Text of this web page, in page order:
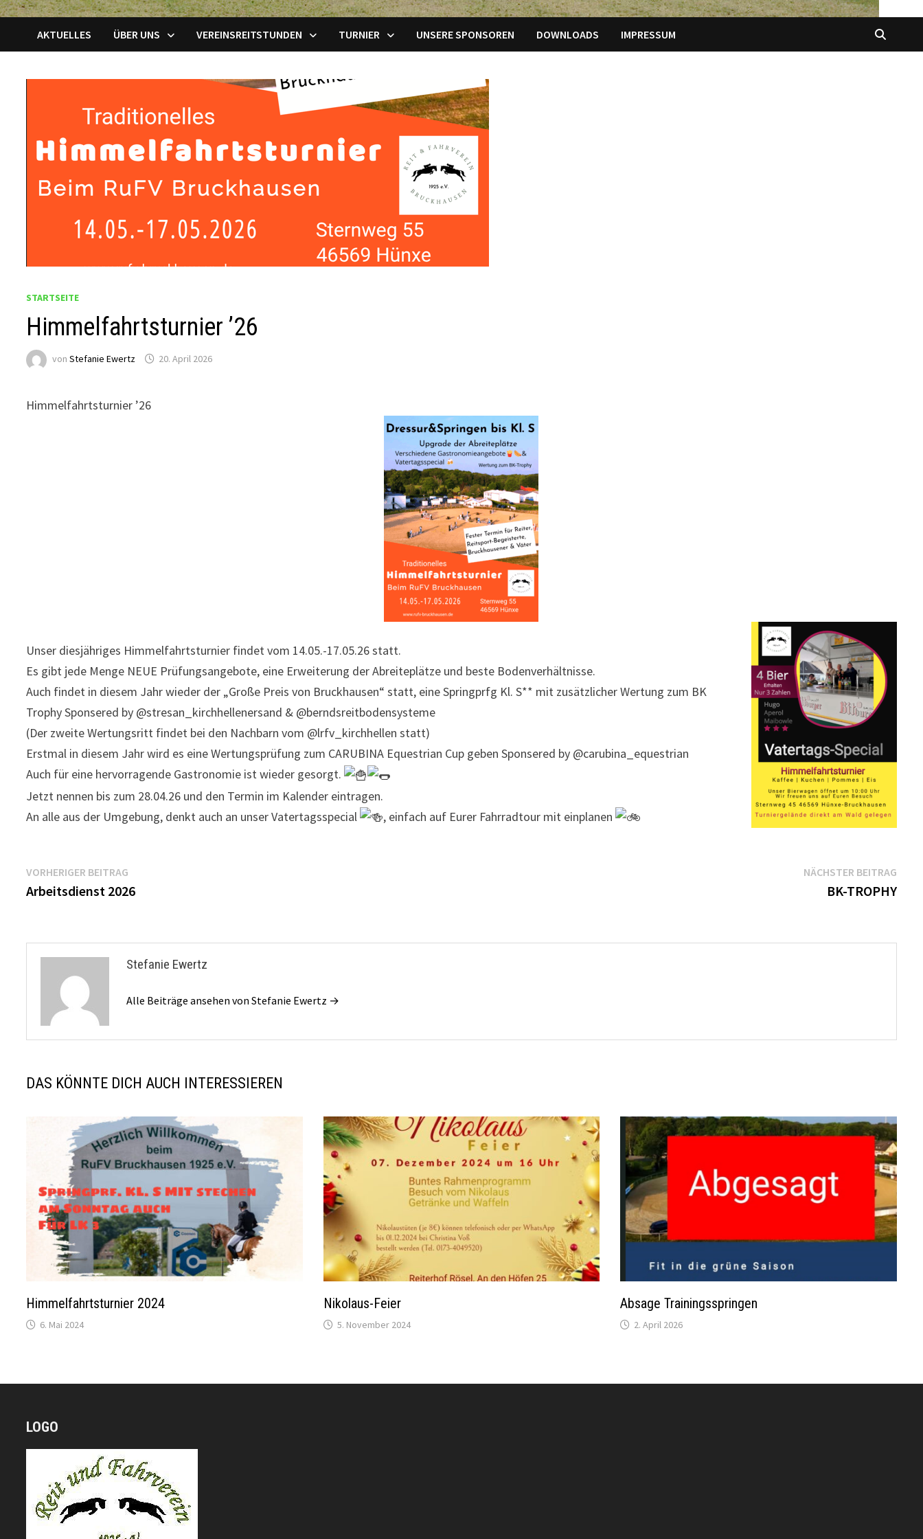
AKTUELLES ÜBER UNS VEREINSREITSTUNDEN TURNIER UNSERE SPONSOREN DOWNLOADS IMPRESSUM
STARTSEITE
Himmelfahrtsturnier ’26
vonStefanie Ewertz 20. April 2026
Himmelfahrtsturnier ’26
Unser diesjähriges Himmelfahrtsturnier findet vom 14.05.-17.05.26 statt.
Es gibt jede Menge NEUE Prüfungsangebote, eine Erweiterung der Abreiteplätze und beste Bodenverhältnisse.
Auch findet in diesem Jahr wieder der „Große Preis von Bruckhausen“ statt, eine Springprfg Kl. S** mit zusätzlicher Wertung zum BK
Trophy Sponsered by @stresan_kirchhellenersand & @berndsreitbodensysteme
(Der zweite Wertungsritt findet bei den Nachbarn vom @lrfv_kirchhellen statt)
Erstmal in diesem Jahr wird es eine Wertungsprüfung zum CARUBINA Equestrian Cup geben Sponsered by @carubina_equestrian
Auch für eine hervorragende Gastronomie ist wieder gesorgt.
Jetzt nennen bis zum 28.04.26 und den Termin im Kalender eintragen.
An alle aus der Umgebung, denkt auch an unser Vatertagsspecial
, einfach auf Eurer Fahrradtour mit einplanen
Beitragsnavigation
VORHERIGER BEITRAG
Beitrag:
Arbeitsdienst 2026
NÄCHSTER BEITRAG
BK-TROPHY
Stefanie Ewertz
Alle Beiträge ansehen von Stefanie Ewertz →
DAS KÖNNTE DICH AUCH INTERESSIEREN
Himmelfahrtsturnier 2024
6. Mai 2024
Nikolaus-Feier
5. November 2024
Absage Trainingsspringen
2. April 2026
LOGO